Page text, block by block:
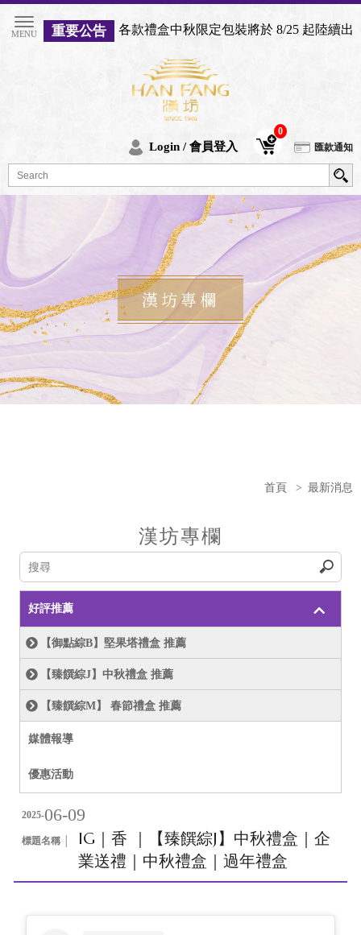
重要公告 各款禮盒中秋限定包裝將於 8/25 起陸續出貨
Login / 會員登入
0
匯款通知
漢坊專欄
首頁 > 最新消息
漢坊專欄
好評推薦
【御點綜B】堅果塔禮盒 推薦
【臻饌綜J】中秋禮盒 推薦
【臻饌綜M】 春節禮盒 推薦
媒體報導
優惠活動
2025-06-09
標題名稱 │
IG｜香 ｜【臻饌綜J】中秋禮盒｜企
業送禮｜中秋禮盒｜過年禮盒